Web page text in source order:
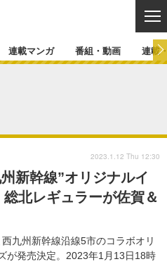
マンガ
イベント
新帝スタ
カバー
ラジオ
連載マンガ 番組・動画 連載
新幹線”オリジナルイ
北レギュラーが佐賀＆
九州新幹線沿線5市のコラボオリ
が発売決定。2023年1月13日18時
2023.1.12 Thu 12:30